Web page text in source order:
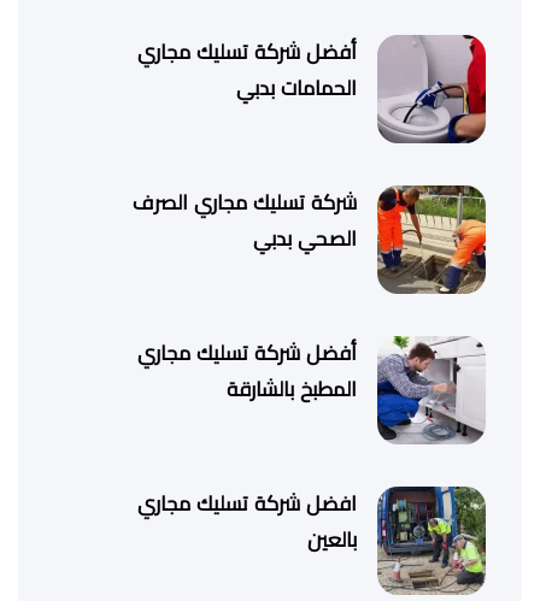
أفضل شركة تسليك مجاري
الحمامات بدبي
شركة تسليك مجاري الصرف
الصحي بدبي
أفضل شركة تسليك مجاري
المطبخ بالشارقة
افضل شركة تسليك مجاري
بالعين